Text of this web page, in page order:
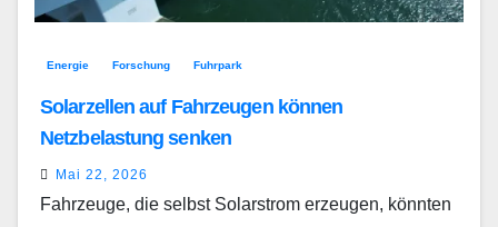
Energie Forschung Fuhrpark
Solarzellen auf Fahrzeugen können
Netzbelastung senken
Mai 22, 2026
Fahrzeuge, die selbst Solarstrom erzeugen, könnten